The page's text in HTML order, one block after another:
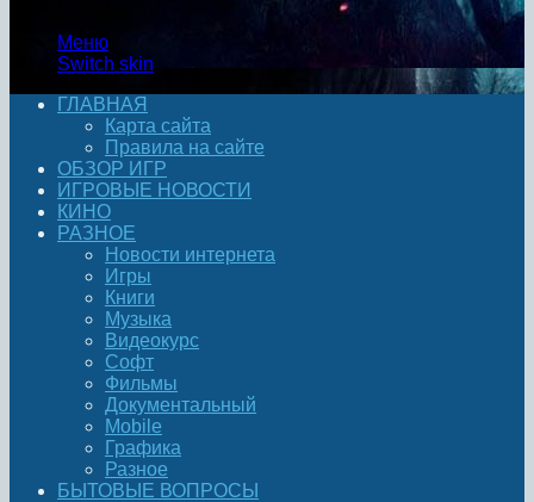
Меню
Switch skin
ГЛАВНАЯ
Карта сайта
Правила на сайте
ОБЗОР ИГР
ИГРОВЫЕ НОВОСТИ
КИНО
РАЗНОЕ
Новости интернета
Игры
Книги
Музыка
Видеокурс
Софт
Фильмы
Документальный
Mobile
Графика
Разное
БЫТОВЫЕ ВОПРОСЫ